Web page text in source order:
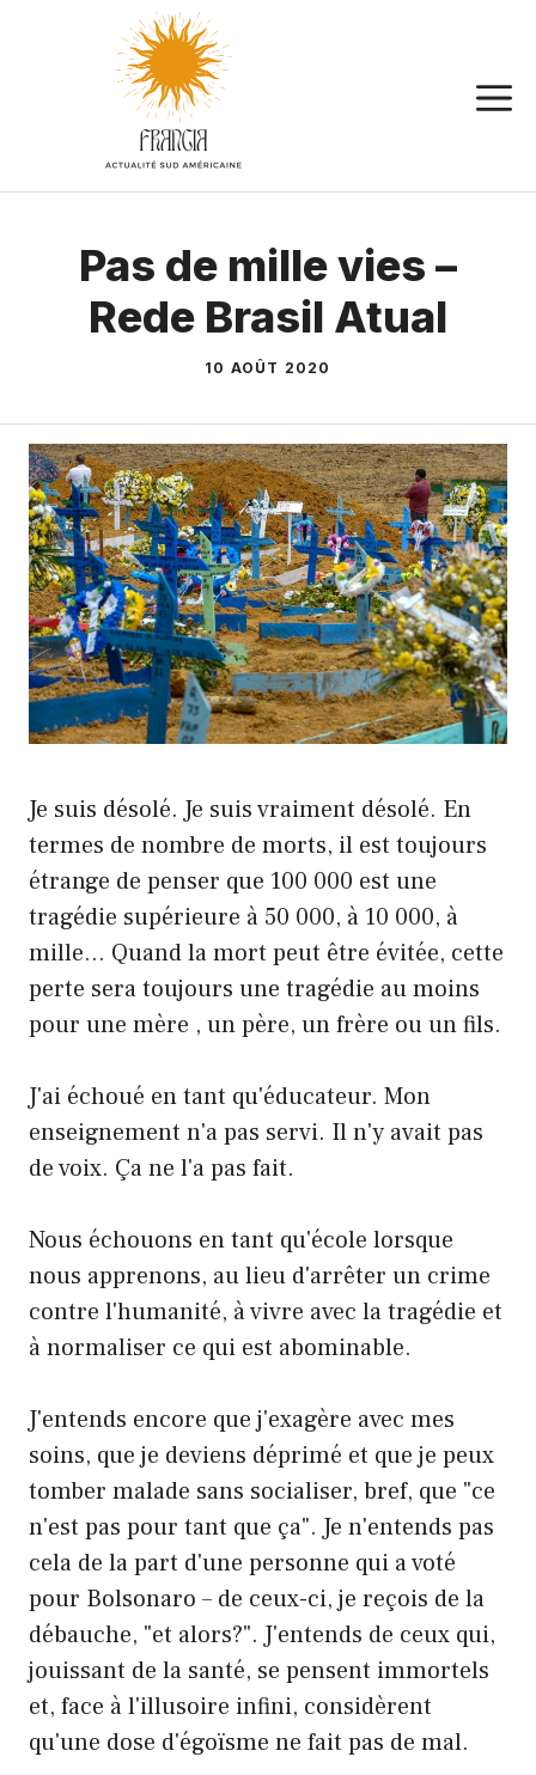
Pas de mille vies –
Rede Brasil Atual
10 AOÛT 2020
Je suis désolé. Je suis vraiment désolé. En
termes de nombre de morts, il est toujours
étrange de penser que 100 000 est une
tragédie supérieure à 50 000, à 10 000, à
mille… Quand la mort peut être évitée, cette
perte sera toujours une tragédie au moins
pour une mère , un père, un frère ou un fils.
J'ai échoué en tant qu'éducateur. Mon
enseignement n'a pas servi. Il n'y avait pas
de voix. Ça ne l'a pas fait.
Nous échouons en tant qu'école lorsque
nous apprenons, au lieu d'arrêter un crime
contre l'humanité, à vivre avec la tragédie et
à normaliser ce qui est abominable.
J'entends encore que j'exagère avec mes
soins, que je deviens déprimé et que je peux
tomber malade sans socialiser, bref, que "ce
n'est pas pour tant que ça". Je n'entends pas
cela de la part d'une personne qui a voté
pour Bolsonaro – de ceux-ci, je reçois de la
débauche, "et alors?". J'entends de ceux qui,
jouissant de la santé, se pensent immortels
et, face à l'illusoire infini, considèrent
qu'une dose d'égoïsme ne fait pas de mal.